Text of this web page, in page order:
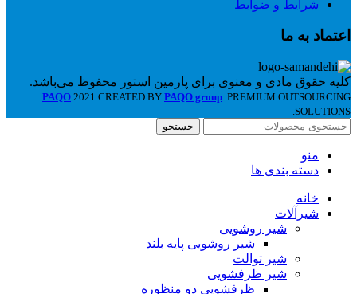
شرایط و ضوابط
اعتماد به ما
کلیه حقوق مادی و معنوی برای پارمین استور محفوظ می‌باشد.
PAQO 2021 CREATED BY PAQO group . PREMIUM OUTSOURCING
SOLUTIONS.
جستجو
منو
دسته بندی ها
خانه
شیرآلات
شیر روشویی
شیر روشویی پایه بلند
شیر توالت
شیر ظرفشویی
ظرفشویی دو منظوره